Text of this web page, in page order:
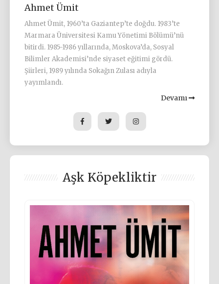
Ahmet Ümit
Ahmet Ümit, 1960’ta Gaziantep’te doğdu. 1983’te
Marmara Üniversitesi Kamu Yönetimi Bölümü’nü
bitirdi. 1985-1986 yıllarında, Moskova’da, Sosyal
Bilimler Akademisi’nde siyaset eğitimi gördü.
Şiirleri, 1989 yılında Sokağın Zulası adıyla
yayımlandı.
Devamı
Aşk Köpekliktir